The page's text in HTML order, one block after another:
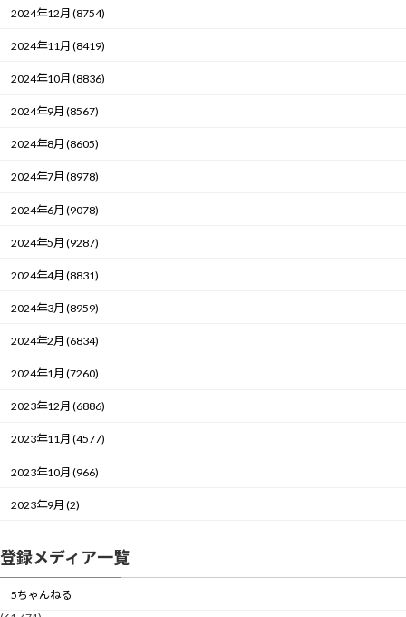
2024年12月 (8754)
2024年11月 (8419)
2024年10月 (8836)
2024年9月 (8567)
2024年8月 (8605)
2024年7月 (8978)
2024年6月 (9078)
2024年5月 (9287)
2024年4月 (8831)
2024年3月 (8959)
2024年2月 (6834)
2024年1月 (7260)
2023年12月 (6886)
2023年11月 (4577)
2023年10月 (966)
2023年9月 (2)
登録メディア一覧
5ちゃんねる